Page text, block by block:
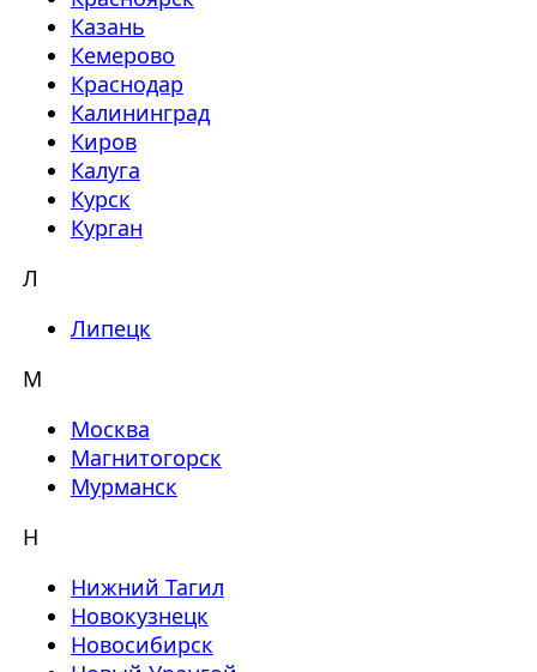
Казань
Кемерово
Краснодар
Калининград
Киров
Калуга
Курск
Курган
Л
Липецк
М
Москва
Магнитогорск
Мурманск
Н
Нижний Тагил
Новокузнецк
Новосибирск